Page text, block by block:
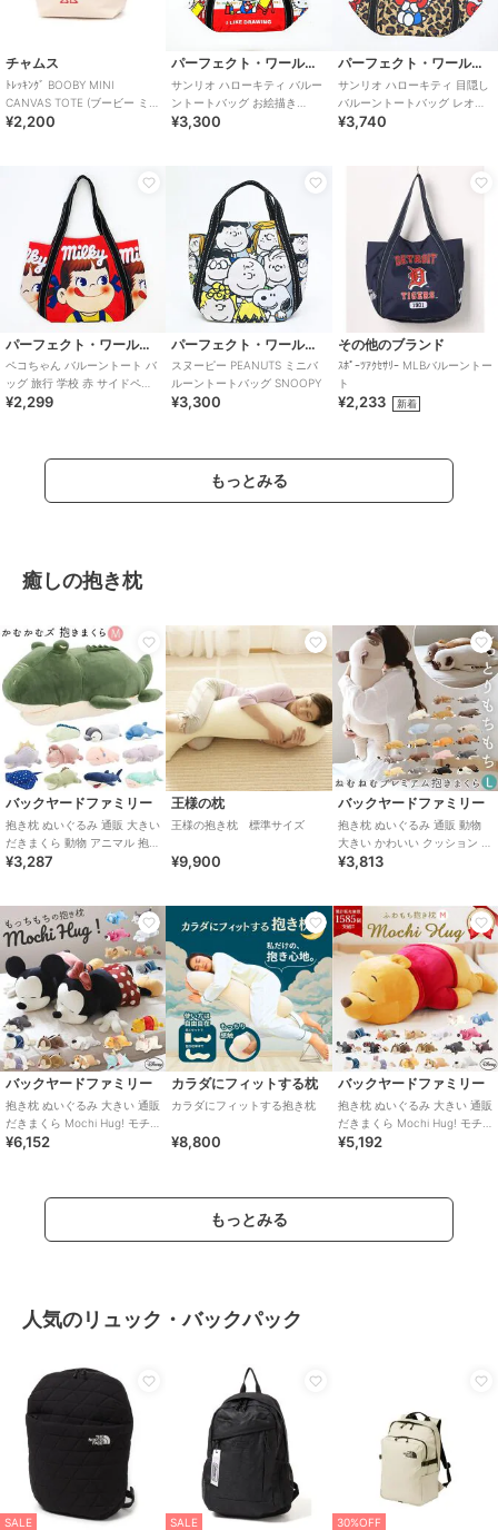
チャムス
ﾄﾚｯｷﾝｸﾞ BOOBY MINI
CANVAS TOTE (ブービー ミニ
キャンバス トート)
¥2,200
パーフェクト・ワールド・トーキョー
サンリオ ハローキティ バルー
ントートバッグ お絵描き
Sanrio
¥3,300
パーフェクト・ワールド・トーキョー
サンリオ ハローキティ 目隠し
バルーントートバッグ レオパ
ード Sanrio
¥3,740
パーフェクト・ワールド・トーキョー
ペコちゃん バルーントート バ
ッグ 旅行 学校 赤 サイドペコ
ちゃん
¥2,299
パーフェクト・ワールド・トーキョー
スヌーピー PEANUTS ミニバ
ルーントートバッグ SNOOPY
¥3,300
その他のブランド
ｽﾎﾟｰﾂｱｸｾｻﾘｰ MLBバルーントー
ト
¥2,233 新着
もっとみる
癒しの抱き枕
バックヤードファミリー
抱き枕 ぬいぐるみ 通販 大きい
だきまくら 動物 アニマル 抱き
まくら Mサイズ プレミアム ね
¥3,287
王様の枕
王様の抱き枕 標準サイズ
¥9,900
バックヤードファミリー
抱き枕 ぬいぐるみ 通販 動物
大きい かわいい クッション 子
供 マクラ キッズ 寝具 子供
¥3,813
バックヤードファミリー
抱き枕 ぬいぐるみ 大きい 通販
だきまくら Mochi Hug! モチ
ハグ Disney ディズニ
¥6,152
カラダにフィットする枕
カラダにフィットする抱き枕
¥8,800
バックヤードファミリー
抱き枕 ぬいぐるみ 大きい 通販
だきまくら Mochi Hug! モチ
ハグ Disney ディズニ
¥5,192
もっとみる
人気のリュック・バックパック
SALE SALE 30%OFF